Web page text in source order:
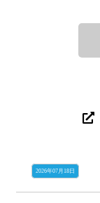
2026年07月18日